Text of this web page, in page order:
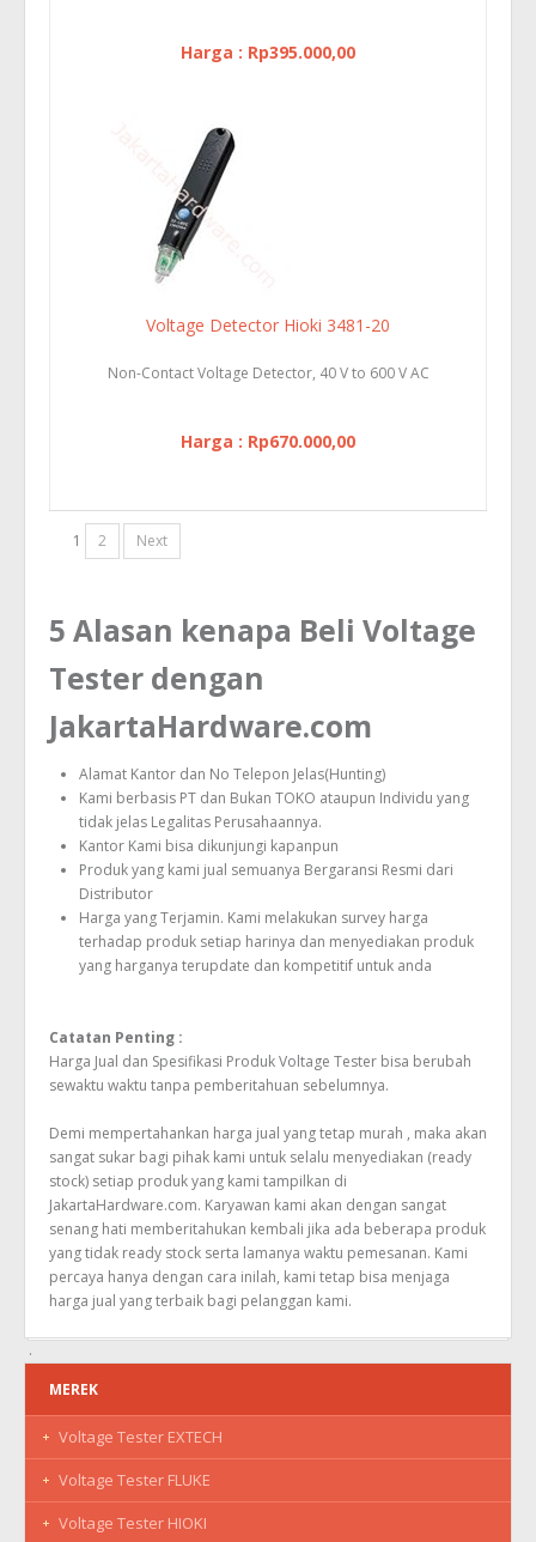
Harga : Rp395.000,00
Voltage Detector Hioki 3481-20
Non-Contact Voltage Detector, 40 V to 600 V AC
Harga : Rp670.000,00
1 2 Next
5 Alasan kenapa Beli Voltage
Tester dengan
JakartaHardware.com
Alamat Kantor dan No Telepon Jelas(Hunting)
Kami berbasis PT dan Bukan TOKO ataupun Individu yang
tidak jelas Legalitas Perusahaannya.
Kantor Kami bisa dikunjungi kapanpun
Produk yang kami jual semuanya Bergaransi Resmi dari
Distributor
Harga yang Terjamin. Kami melakukan survey harga
terhadap produk setiap harinya dan menyediakan produk
yang harganya terupdate dan kompetitif untuk anda
Catatan Penting :
Harga Jual dan Spesifikasi Produk Voltage Tester bisa berubah
sewaktu waktu tanpa pemberitahuan sebelumnya.
Demi mempertahankan harga jual yang tetap murah , maka akan
sangat sukar bagi pihak kami untuk selalu menyediakan (ready
stock) setiap produk yang kami tampilkan di
JakartaHardware.com. Karyawan kami akan dengan sangat
senang hati memberitahukan kembali jika ada beberapa produk
yang tidak ready stock serta lamanya waktu pemesanan. Kami
percaya hanya dengan cara inilah, kami tetap bisa menjaga
harga jual yang terbaik bagi pelanggan kami.
MEREK
Voltage Tester EXTECH
Voltage Tester FLUKE
Voltage Tester HIOKI